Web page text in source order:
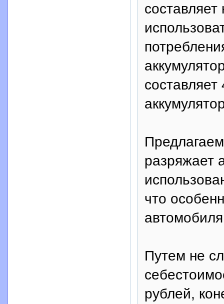
разряжает
что
Путем не
рублей,